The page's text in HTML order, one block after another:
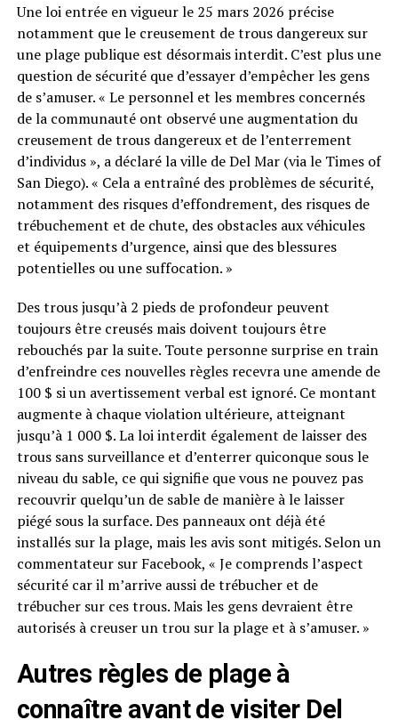
Une loi entrée en vigueur le 25 mars 2026 précise
notamment que le creusement de trous dangereux sur
une plage publique est désormais interdit. C’est plus une
question de sécurité que d’essayer d’empêcher les gens
de s’amuser. « Le personnel et les membres concernés
de la communauté ont observé une augmentation du
creusement de trous dangereux et de l’enterrement
d’individus », a déclaré la ville de Del Mar (via le Times of
San Diego). « Cela a entraîné des problèmes de sécurité,
notamment des risques d’effondrement, des risques de
trébuchement et de chute, des obstacles aux véhicules
et équipements d’urgence, ainsi que des blessures
potentielles ou une suffocation. »
Des trous jusqu’à 2 pieds de profondeur peuvent
toujours être creusés mais doivent toujours être
rebouchés par la suite. Toute personne surprise en train
d’enfreindre ces nouvelles règles recevra une amende de
100 $ si un avertissement verbal est ignoré. Ce montant
augmente à chaque violation ultérieure, atteignant
jusqu’à 1 000 $. La loi interdit également de laisser des
trous sans surveillance et d’enterrer quiconque sous le
niveau du sable, ce qui signifie que vous ne pouvez pas
recouvrir quelqu’un de sable de manière à le laisser
piégé sous la surface. Des panneaux ont déjà été
installés sur la plage, mais les avis sont mitigés. Selon un
commentateur sur Facebook, « Je comprends l’aspect
sécurité car il m’arrive aussi de trébucher et de
trébucher sur ces trous. Mais les gens devraient être
autorisés à creuser un trou sur la plage et à s’amuser. »
Autres règles de plage à
connaître avant de visiter Del